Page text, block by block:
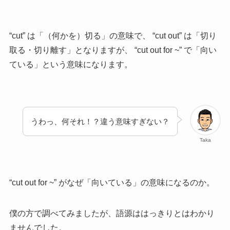
“cut” は「（何かを）切る」の意味で、 “cut out” は「切り
取る・切り離す」となりますが、 “cut out for ~” で「向い
ている」という意味になります。
Taka
うわっ、何それ！？違う意味すぎない？
“cut out for ~” がなぜ「向いている」の意味になるのか。
僕の方で調べてみましたが、語源ははっきりとはわかり
ませんでした。